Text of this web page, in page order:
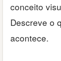
conceito
Descreve o
acontece.